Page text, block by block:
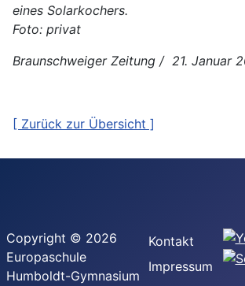
eines Solarkochers.
Foto: privat
Braunschweiger Zeitung / 21. Januar
[ Zurück zur Übersicht ]
Copyright © 2026
Europaschule
Humboldt-Gymnasium
Kontakt
Impressum